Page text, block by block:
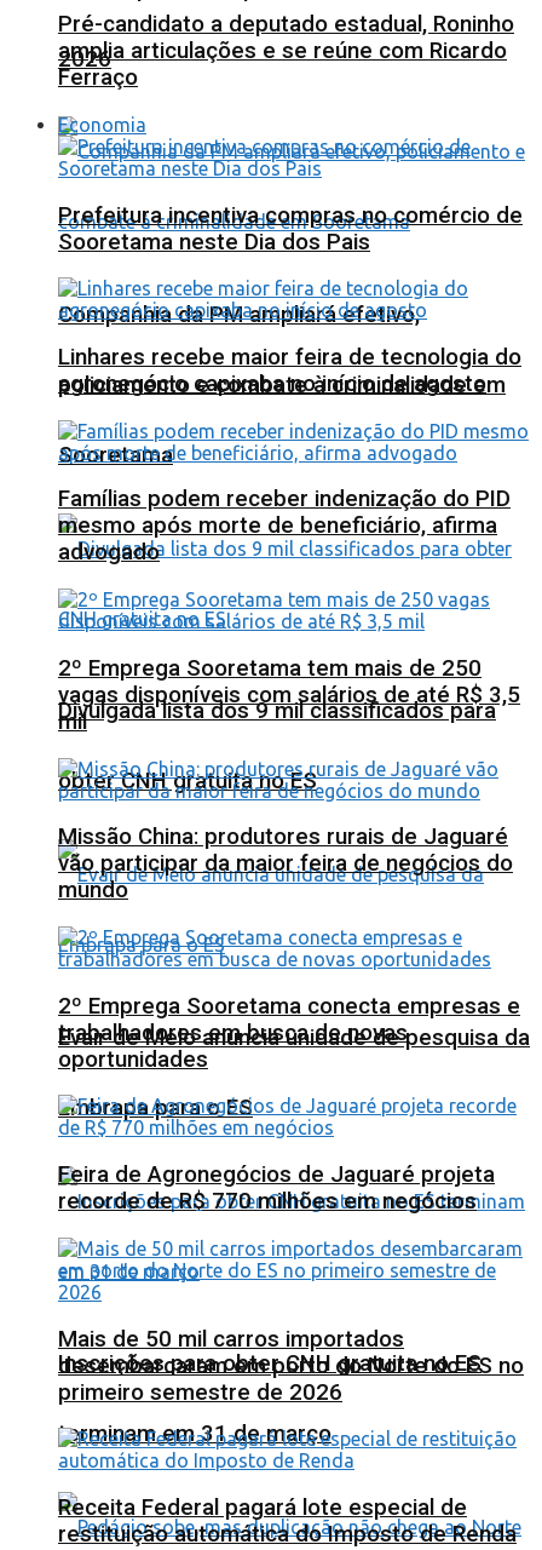
2026
Companhia da PM ampliará efetivo,
policiamento e combate à criminalidade em
Sooretama
Divulgada lista dos 9 mil classificados para
obter CNH gratuita no ES
Evair de Melo anuncia unidade de pesquisa da
Embrapa para o ES
Inscrições para obter CNH gratuita no ES
terminam em 31 de março
Pré-candidato a deputado estadual, Roninho
amplia articulações e se reúne com Ricardo
Ferraço
Economia
Prefeitura incentiva compras no comércio de
Sooretama neste Dia dos Pais
Linhares recebe maior feira de tecnologia do
agronegócio capixaba no início de agosto
Famílias podem receber indenização do PID
mesmo após morte de beneficiário, afirma
advogado
2º Emprega Sooretama tem mais de 250
vagas disponíveis com salários de até R$ 3,5
mil
Missão China: produtores rurais de Jaguaré
vão participar da maior feira de negócios do
mundo
2º Emprega Sooretama conecta empresas e
trabalhadores em busca de novas
oportunidades
Feira de Agronegócios de Jaguaré projeta
recorde de R$ 770 milhões em negócios
Mais de 50 mil carros importados
desembarcaram em porto do Norte do ES no
primeiro semestre de 2026
Receita Federal pagará lote especial de
restituição automática do Imposto de Renda